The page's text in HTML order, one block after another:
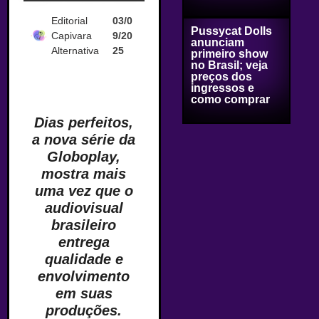
Editorial
Capivara
Alternativa
03/0
9/20
25
Dias perfeitos,
a nova série da
Globoplay,
mostra mais
uma vez que o
audiovisual
brasileiro
entrega
qualidade e
envolvimento
em suas
produções.
Pussycat Dolls
anunciam
primeiro show
no Brasil; veja
preços dos
ingressos e
como comprar